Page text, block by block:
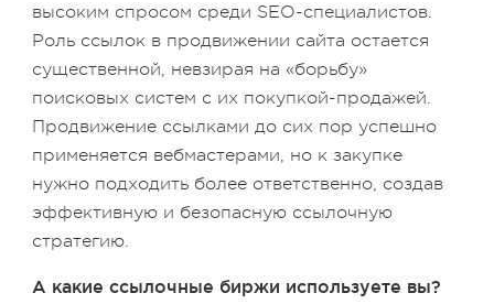
высоким спросом среди SEO-специалистов.
Роль ссылок в продвижении сайта остается
существенной, невзирая на «борьбу»
поисковых систем с их покупкой-продажей.
Продвижение ссылками до сих пор успешно
применяется вебмастерами, но к закупке
нужно подходить более ответственно, создав
эффективную и безопасную ссылочную
стратегию.
А какие ссылочные биржи используете вы?